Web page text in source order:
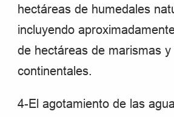
hectáreas de humedales
incluyendo
de hectáreas de marismas
continentales.
4-El agotamiento de las